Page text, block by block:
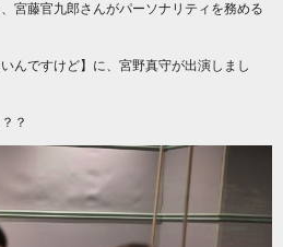
宮藤官九郎さんがパーソナリティを務める
んですけど】に、宮野真守が出演しまし
？